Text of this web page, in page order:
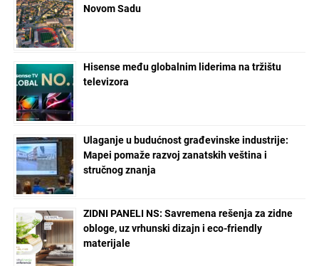
Novom Sadu
Hisense među globalnim liderima na tržištu
televizora
Ulaganje u budućnost građevinske industrije:
Mapei pomaže razvoj zanatskih veština i
stručnog znanja
ZIDNI PANELI NS: Savremena rešenja za zidne
obloge, uz vrhunski dizajn i eco-friendly
materijale